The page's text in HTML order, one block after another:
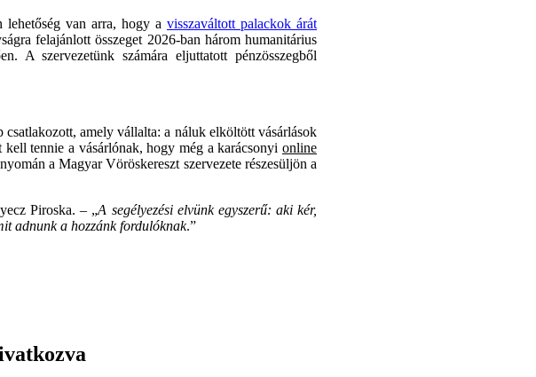
van arra, hogy a visszaváltott palackok árát
felajánlott összeget 2026-ban három humanitárius
A szervezetünk számára eljuttatott pénzösszegből
amely vállalta: a náluk elköltött vásárlások
tennie a vásárlónak, hogy még a karácsonyi online
a Magyar Vöröskereszt szervezete részesüljön a
Piroska. – „A segélyezési elvünk egyszerű: aki kér,
adnunk a hozzánk fordulóknak.”